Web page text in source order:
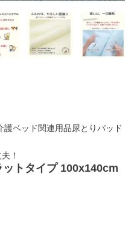
ベッド関連用品尿とりパッド
！
トタイプ 100x140cm